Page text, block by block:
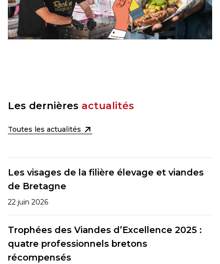
Les dernières actualités
Toutes les actualités
Les visages de la filière élevage et viandes
de Bretagne
22 juin 2026
Trophées des Viandes d’Excellence 2025 :
quatre professionnels bretons
récompensés